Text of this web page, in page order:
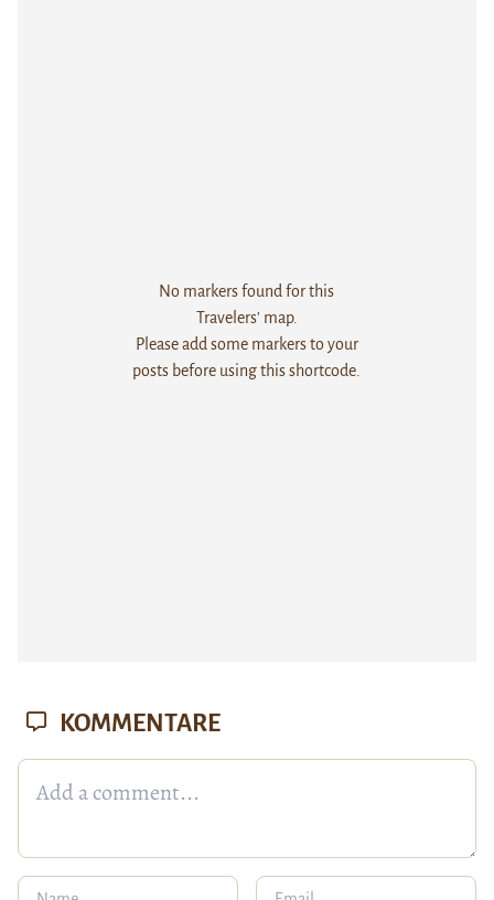
No markers found for this
Travelers' map.
Please add some markers to your
posts before using this shortcode.
KOMMENTARE